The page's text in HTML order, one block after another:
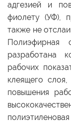
адгезией и
фиолету (УФ),
также не
Полиэфирная
разработана
рабочих
клеящего
повышения